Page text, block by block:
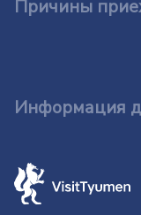
Причины
Информация